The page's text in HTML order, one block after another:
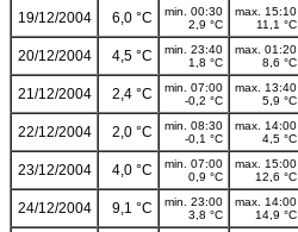
19/12/2004 6,0 °C
min. 00:30
2,9 °C
max. 15:10
11,1 °C
20/12/2004 4,5 °C
min. 23:40
1,8 °C
max. 01:20
8,6 °C
21/12/2004 2,4 °C
min. 07:00
-0,2 °C
max. 13:40
5,9 °C
22/12/2004 2,0 °C
min. 08:30
-0,1 °C
max. 14:00
4,5 °C
23/12/2004 4,0 °C
min. 07:00
0,9 °C
max. 15:00
12,6 °C
24/12/2004 9,1 °C
min. 23:00
3,8 °C
max. 14:00
14,9 °C